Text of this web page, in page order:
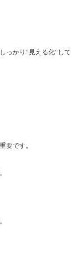
っかり“見える化”して
です。